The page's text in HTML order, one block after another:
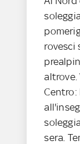
rovesci
altrove.
sera.